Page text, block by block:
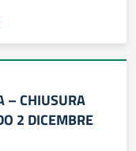
– CHIUSURA
2 DICEMBRE